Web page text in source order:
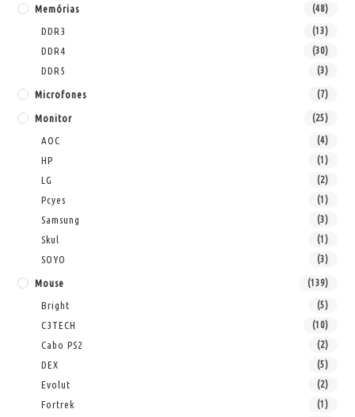
Memórias (48)
DDR3 (13)
DDR4 (30)
DDR5 (3)
Microfones (7)
Monitor (25)
AOC (4)
HP (1)
LG (2)
Pcyes (1)
Samsung (3)
Skul (1)
SOYO (3)
Mouse (139)
Bright (5)
C3TECH (10)
Cabo PS2 (2)
DEX (5)
Evolut (2)
Fortrek (1)